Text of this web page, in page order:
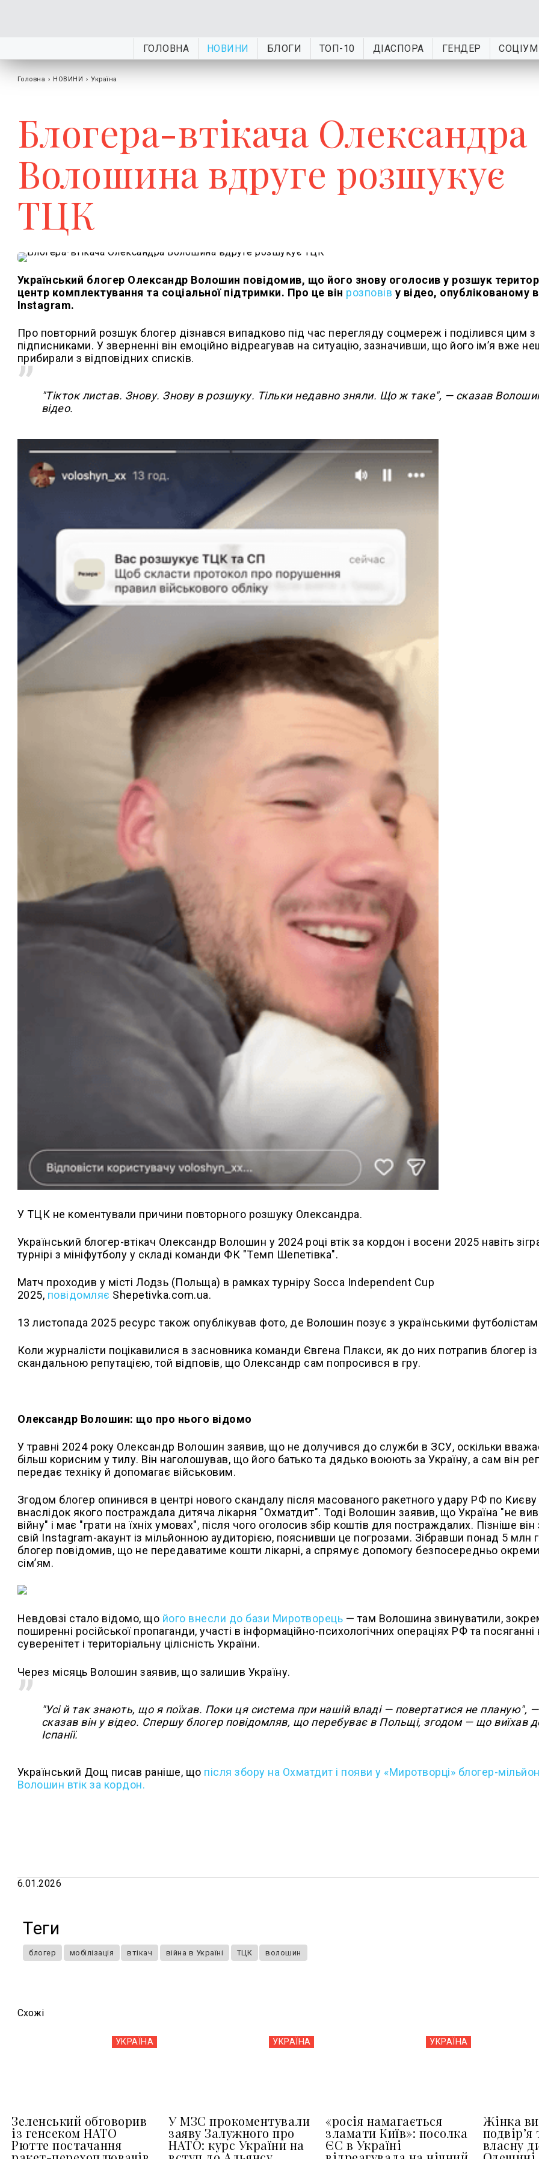
ГОЛОВНА НОВИНИ БЛОГИ ТОП-10 ДІАСПОРА ГЕНДЕР СОЦІУМ
Головна › НОВИНИ › Україна
Блогера-втікача Олександра
Волошина вдруге розшукує
ТЦК
Український блогер Олександр Волошин повідомив, що його знову оголосив у розшук
центр комплектування та соціальної підтримки. Про це він розповів у відео, опублікованому в
Instagram.
Про повторний розшук блогер дізнався випадково під час перегляду соцмереж і поділився цим з
підписниками. У зверненні він емоційно відреагував на ситуацію, зазначивши, що його ім’я вже
прибирали з відповідних списків.
"Тікток листав. Знову. Знову в розшуку. Тільки недавно зняли. Що ж таке", — сказав
відео.
У ТЦК не коментували причини повторного розшуку Олександра.
Український блогер-втікач Олександр Волошин у 2024 році втік за кордон і восени 2025 навіть
турнірі з мініфутболу у складі команди ФК "Темп Шепетівка".
Матч проходив у місті Лодзь (Польща) в рамках турніру Socca Independent Cup
2025, повідомляє Shepetivka.com.ua.
13 листопада 2025 ресурс також опублікував фото, де Волошин позує з українськими
Коли журналісти поцікавилися в засновника команди Євгена Плакси, як до них потрапив блогер
скандальною репутацією, той відповів, що Олександр сам попросився в гру.
Олександр Волошин: що про нього відомо
У травні 2024 року Олександр Волошин заявив, що не долучився до служби в ЗСУ, оскільки
більш корисним у тилу. Він наголошував, що його батько та дядько воюють за Україну, а сам він
передає техніку й допомагає військовим.
Згодом блогер опинився в центрі нового скандалу після масованого ракетного удару РФ по
внаслідок якого постраждала дитяча лікарня "Охматдит". Тоді Волошин заявив, що Україна "не
війну" і має "грати на їхніх умовах", після чого оголосив збір коштів для постраждалих. Пізніше він
свій Instagram-акаунт із мільйонною аудиторією, пояснивши це погрозами. Зібравши понад 5 млн
блогер повідомив, що не передаватиме кошти лікарні, а спрямує допомогу безпосередньо
сім’ям.
Невдовзі стало відомо, що його внесли до бази Миротворець — там Волошина звинуватили,
поширенні російської пропаганди, участі в інформаційно-психологічних операціях РФ та посяганні
суверенітет і територіальну цілісність України.
Через місяць Волошин заявив, що залишив Україну.
"Усі й так знають, що я поїхав. Поки ця система при нашій владі — повертатися не планую", —
сказав він у відео. Спершу блогер повідомляв, що перебуває в Польщі, згодом — що виїхав
Іспанії.
Український Дощ писав раніше, що після збору на Охматдит і появи у «Миротворці» блогер-
Волошин втік за кордон.
6.01.2026
Теги
блогер мобілізація втікач війна в Україні ТЦК волошин
Схожi
УКРАЇНА
Зеленський обговорив
із генсеком НАТО
Рютте постачання
УКРАЇНА
У МЗС прокоментували
заяву Залужного про
НАТО: курс України на
УКРАЇНА
«росія намагається
зламати Київ»: посолка
ЄС в Україні
Жінка
власну